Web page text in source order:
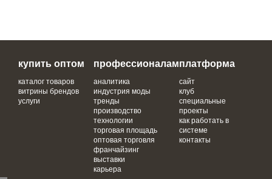
купить оптом
каталог товаров
витрины брендов
услуги
профессионалам
аналитика
индустрия моды
тренды
производство
технологии
торговая площадь
оптовая торговля
франчайзинг
выставки
карьера
платформа
сайт
клуб
специальные
проекты
как работать в
системе
контакты